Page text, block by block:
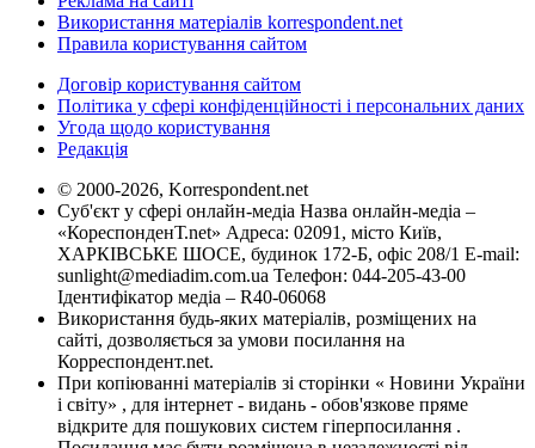
Використання матеріалів korrespondent.net
Правила користування сайтом
Договір користування сайтом
Політика у сфері конфіденційності і персональних даних
Угода щодо користування
Редакція
© 2000-2026, Korrespondent.net
Суб'єкт у сфері онлайн-медіа Назва онлайн-медіа –
«КореспонденТ.net» Адреса: 02091, місто Київ,
ХАРКІВСЬКЕ ШОСЕ, будинок 172-Б, офіс 208/1 E-mail:
sunlight@mediadim.com.ua Телефон: 044-205-43-00
Ідентифікатор медіа – R40-06068
Використання будь-яких матеріалів, розміщених на
сайті, дозволяється за умови посилання на
Корреспондент.net.
При копіюванні матеріалів зі сторінки « Новини України
і світу» , для інтернет - видань - обов'язкове пряме
відкрите для пошукових систем гіперпосилання .